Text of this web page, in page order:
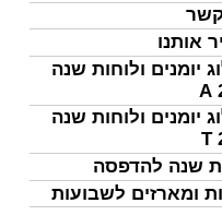
אותנו
יומנים ולוחות שנה
יומנים ולוחות שנה
שנה להדפסה
ומארזים לשבועות